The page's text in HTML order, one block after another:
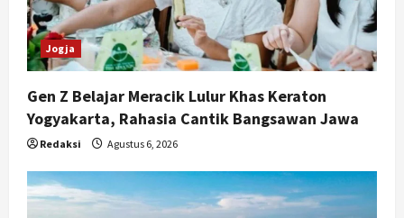
Jogja
Gen Z Belajar Meracik Lulur Khas Keraton
Yogyakarta, Rahasia Cantik Bangsawan Jawa
Redaksi Agustus 6, 2026